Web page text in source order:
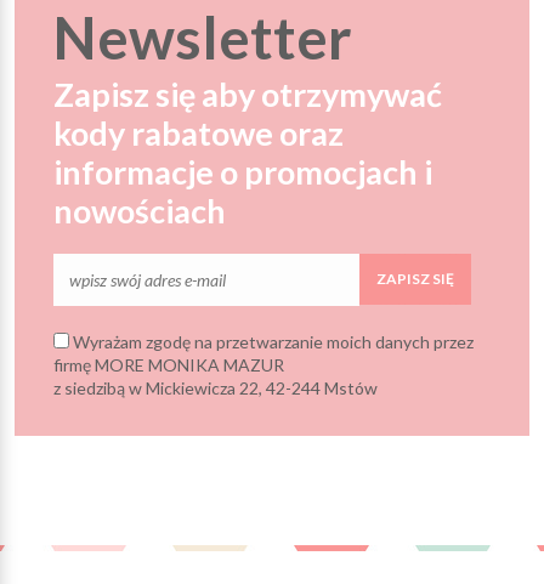
Newsletter
Zapisz się aby otrzymywać
kody rabatowe oraz
informacje o promocjach i
nowościach
ZAPISZ SIĘ
Wyrażam zgodę na przetwarzanie moich danych przez
firmę MORE MONIKA MAZUR
z siedzibą w Mickiewicza 22, 42-244 Mstów